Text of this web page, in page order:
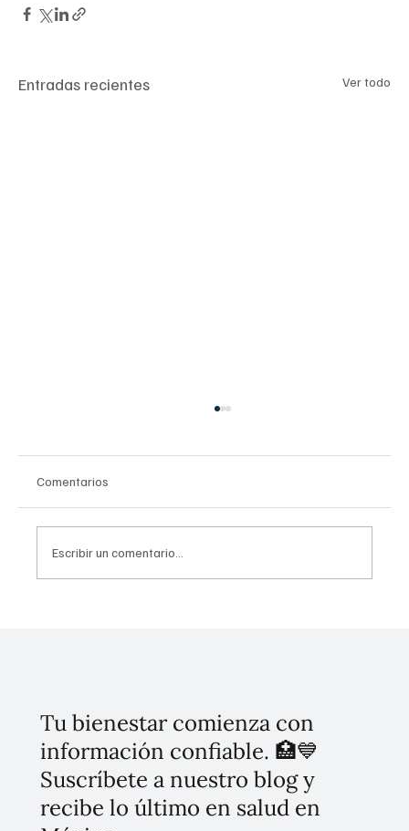
Entradas recientes Ver todo
Comentarios
Escribir un comentario...
Tu bienestar comienza con
información confiable. 🏥💙
Suscríbete a nuestro blog y
recibe lo último en salud en